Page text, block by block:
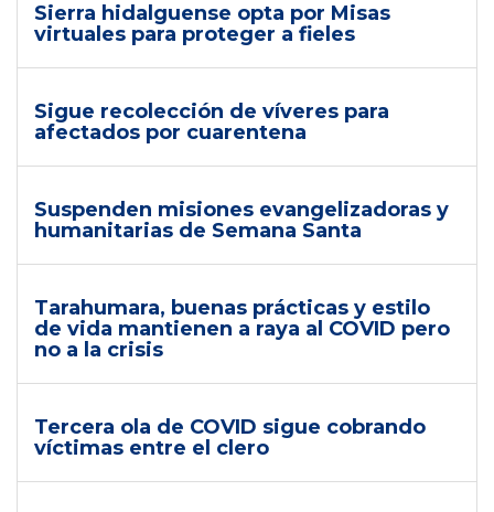
Sierra hidalguense opta por Misas
virtuales para proteger a fieles
Sigue recolección de víveres para
afectados por cuarentena
Suspenden misiones evangelizadoras y
humanitarias de Semana Santa
Tarahumara, buenas prácticas y estilo
de vida mantienen a raya al COVID pero
no a la crisis
Tercera ola de COVID sigue cobrando
víctimas entre el clero